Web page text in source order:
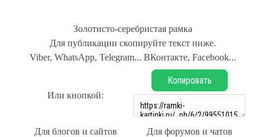
Золотисто-серебристая рамка
Для публикации скопируйте текст ниже.
Viber, WhatsApp, Telegram... ВКонтакте, Facebook...
Или кнопкой:
Копировать
Для блогов и сайтов Для форумов и чатов